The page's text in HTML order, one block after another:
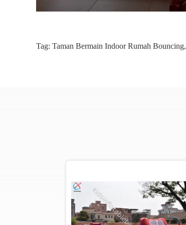
Tag: Taman Bermain Indoor Rumah Bouncing,